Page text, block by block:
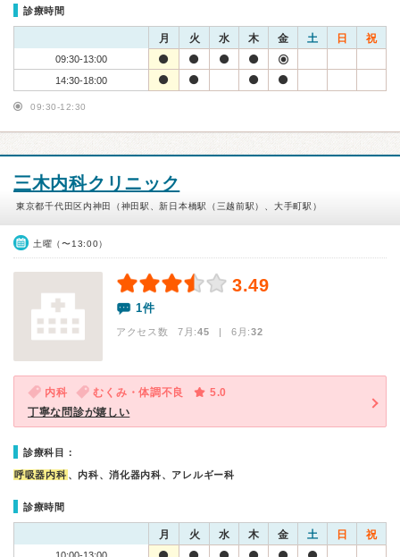
診療時間
月 火 水 木 金 土 日 祝
09:30-13:00
14:30-18:00
09:30-12:30
三木内科クリニック
東京都千代田区内神田（神田駅、新日本橋駅（三越前駅）、大手町駅）
土曜（〜13:00）
3.49
1件
アクセス数 7月:45 | 6月:32
内科 むくみ・体調不良
5.0
丁寧な問診が嬉しい
診療科目：
呼吸器内科 、内科、消化器内科、アレルギー科
診療時間
月 火 水 木 金 土 日 祝